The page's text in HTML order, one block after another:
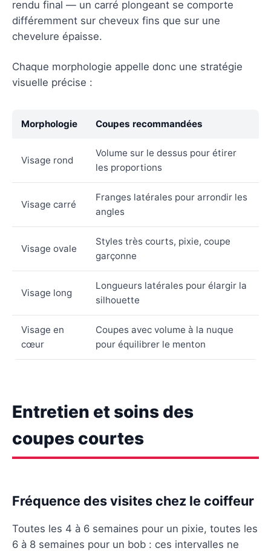
rendu final — un carré plongeant se comporte
différemment sur cheveux fins que sur une
chevelure épaisse.
Chaque morphologie appelle donc une stratégie
visuelle précise :
Morphologie Coupes recommandées
Visage rond
Volume sur le dessus pour étirer
les proportions
Visage carré
Franges latérales pour arrondir les
angles
Visage ovale
Styles très courts, pixie, coupe
garçonne
Visage long
Longueurs latérales pour élargir la
silhouette
Visage en
cœur
Coupes avec volume à la nuque
pour équilibrer le menton
Entretien et soins des
coupes courtes
Fréquence des visites chez le coiffeur
Toutes les 4 à 6 semaines pour un pixie, toutes les
6 à 8 semaines pour un bob : ces intervalles ne